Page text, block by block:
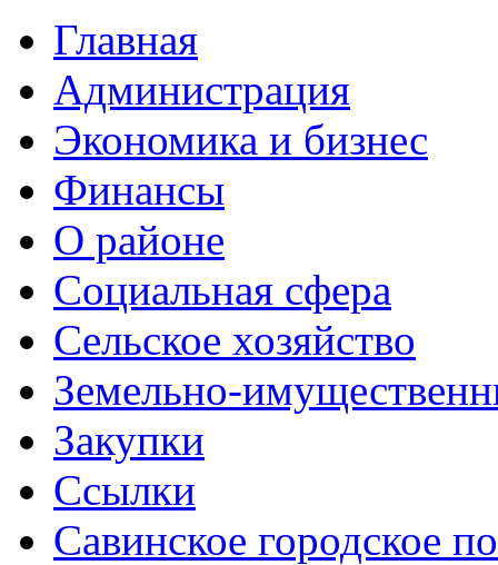
Главная
Администрация
Экономика и бизнес
Финансы
О районе
Социальная сфера
Сельское хозяйство
Земельно-
Закупки
Ссылки
Савинское городское